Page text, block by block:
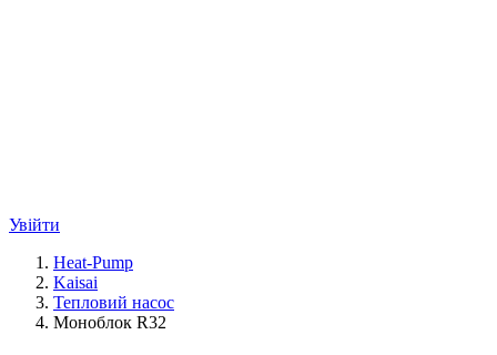
Увійти
Heat-Pump
Kaisai
Тепловий насос
Моноблок R32